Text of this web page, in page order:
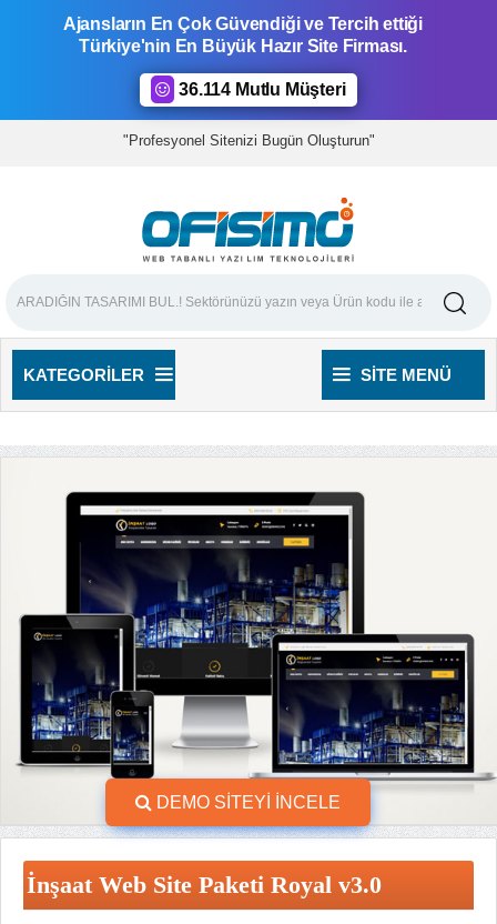
Ajansların En Çok Güvendiği ve Tercih ettiği
Türkiye'nin En Büyük Hazır Site Firması.
36.114 Mutlu Müşteri
"Profesyonel Sitenizi Bugün Oluşturun"
KATEGORILER SITE MENÜ
DEMO SİTEYİ İNCELE
İnşaat Web Site Paketi Royal v3.0